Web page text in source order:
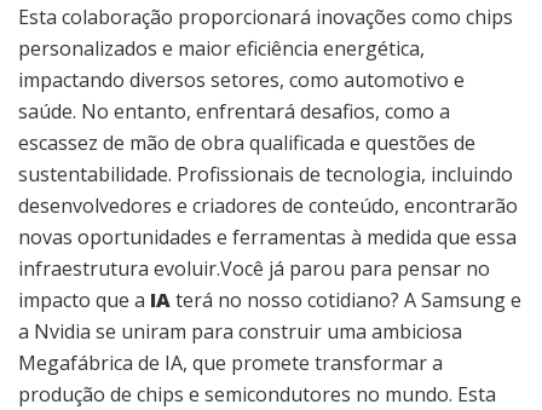
Esta colaboração proporcionará inovações como chips
personalizados e maior eficiência energética,
impactando diversos setores, como automotivo e
saúde. No entanto, enfrentará desafios, como a
escassez de mão de obra qualificada e questões de
sustentabilidade. Profissionais de tecnologia, incluindo
desenvolvedores e criadores de conteúdo, encontrarão
novas oportunidades e ferramentas à medida que essa
infraestrutura evoluir.Você já parou para pensar no
impacto que a IAterá no nosso cotidiano? A Samsung e
a Nvidia se uniram para construir uma ambiciosa
Megafábrica de IA, que promete transformar a
produção de chips e semicondutores no mundo. Esta